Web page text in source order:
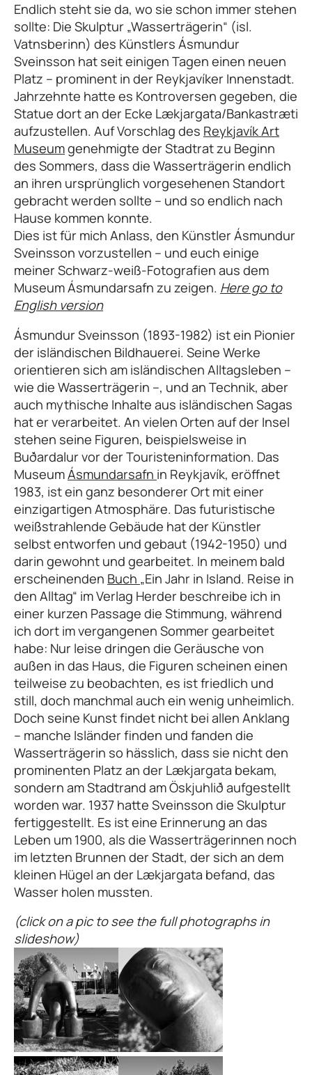
Endlich steht sie da, wo sie schon immer stehen
sollte: Die Skulptur „Wasserträgerin“ (isl.
Vatnsberinn) des Künstlers Ásmundur
Sveinsson hat seit einigen Tagen einen neuen
Platz – prominent in der Reykjavíker Innenstadt.
Jahrzehnte hatte es Kontroversen gegeben, die
Statue dort an der Ecke Lækjargata/Bankastræti
aufzustellen. Auf Vorschlag des Reykjavík Art
Museumgenehmigte der Stadtrat zu Beginn
des Sommers, dass die Wasserträgerin endlich
an ihren ursprünglich vorgesehenen Standort
gebracht werden sollte – und so endlich nach
Hause kommen konnte.
Dies ist für mich Anlass, den Künstler Ásmundur
Sveinsson vorzustellen – und euch einige
meiner Schwarz-weiß-Fotografien aus dem
Museum Ásmundarsafn zu zeigen. Here go to
English version
Ásmundur Sveinsson (1893-1982) ist ein Pionier
der isländischen Bildhauerei. Seine Werke
orientieren sich am isländischen Alltagsleben –
wie die Wasserträgerin –, und an Technik, aber
auch mythische Inhalte aus isländischen Sagas
hat er verarbeitet. An vielen Orten auf der Insel
stehen seine Figuren, beispielsweise in
Buðardalur vor der Touristeninformation. Das
MuseumÁsmundarsafn in Reykjavík, eröffnet
1983, ist ein ganz besonderer Ort mit einer
einzigartigen Atmosphäre. Das futuristische
weißstrahlende Gebäude hat der Künstler
selbst entworfen und gebaut (1942-1950) und
darin gewohnt und gearbeitet. In meinem bald
erscheinenden Buch „Ein Jahr in Island. Reise in
den Alltag“ im Verlag Herder beschreibe ich in
einer kurzen Passage die Stimmung, während
ich dort im vergangenen Sommer gearbeitet
habe: Nur leise dringen die Geräusche von
außen in das Haus, die Figuren scheinen einen
teilweise zu beobachten, es ist friedlich und
still, doch manchmal auch ein wenig unheimlich.
Doch seine Kunst findet nicht bei allen Anklang
– manche Isländer finden und fanden die
Wasserträgerin so hässlich, dass sie nicht den
prominenten Platz an der Lækjargata bekam,
sondern am Stadtrand am Öskjuhlið aufgestellt
worden war. 1937 hatte Sveinsson die Skulptur
fertiggestellt. Es ist eine Erinnerung an das
Leben um 1900, als die Wasserträgerinnen noch
im letzten Brunnen der Stadt, der sich an dem
kleinen Hügel an der Lækjargata befand, das
Wasser holen mussten.
(click on a pic to see the full photographs in
slideshow)